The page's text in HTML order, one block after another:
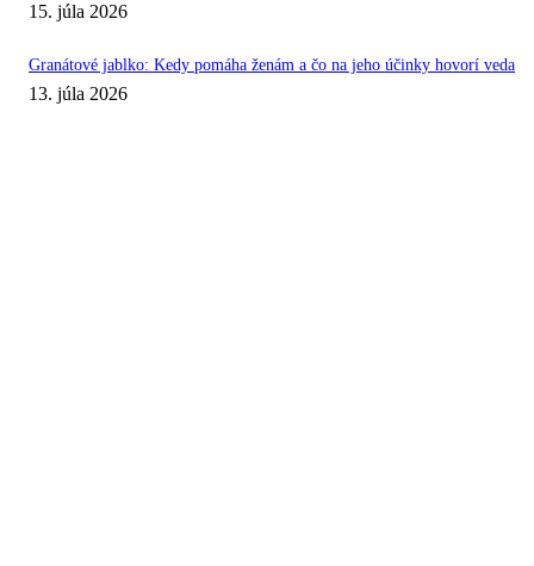
15. júla 2026
Granátové jablko: Kedy pomáha ženám a čo na jeho účinky hovorí veda
13. júla 2026